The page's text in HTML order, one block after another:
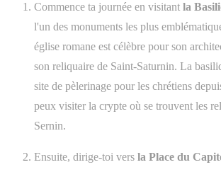
Commence ta journée en visitant la
l'un des monuments les plus
église romane est célèbre pour son
son reliquaire de Saint-Saturnin. La
site de pèlerinage pour les chrétiens
peux visiter la crypte où se trouvent les
Sernin.
Ensuite, dirige-toi vers la Place du